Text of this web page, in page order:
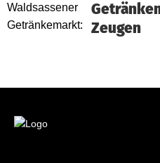
Zeugen